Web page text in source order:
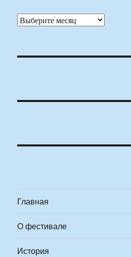
Архивы
Главная
О фестивале
История